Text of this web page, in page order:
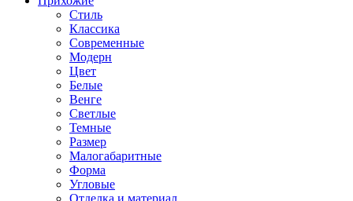
Стиль
Классика
Современные
Модерн
Цвет
Белые
Венге
Светлые
Темные
Размер
Малогабаритные
Форма
Угловые
Отделка и материал